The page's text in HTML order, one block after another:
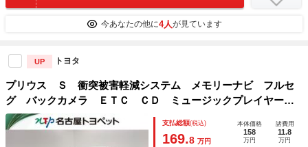
今あなたの他に4人が見ています
UP トヨタ
プリウス Ｓ 衝突被害軽減システム メモリーナビ フルセ
グ バックカメラ ＥＴＣ ＣＤ ミュージックプレイヤー接
続可 ＤＶＤ再生 オートクルーズコントロール ＬＥＤヘッ
ドランプ スマートキー キーレス ハイブリッド
支払総額(税込)
169.8 万円
本体価格
158
万円
諸費用
11.8
万円